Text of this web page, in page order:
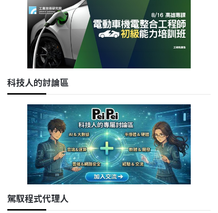
科技人的討論區
駕馭程式代理人